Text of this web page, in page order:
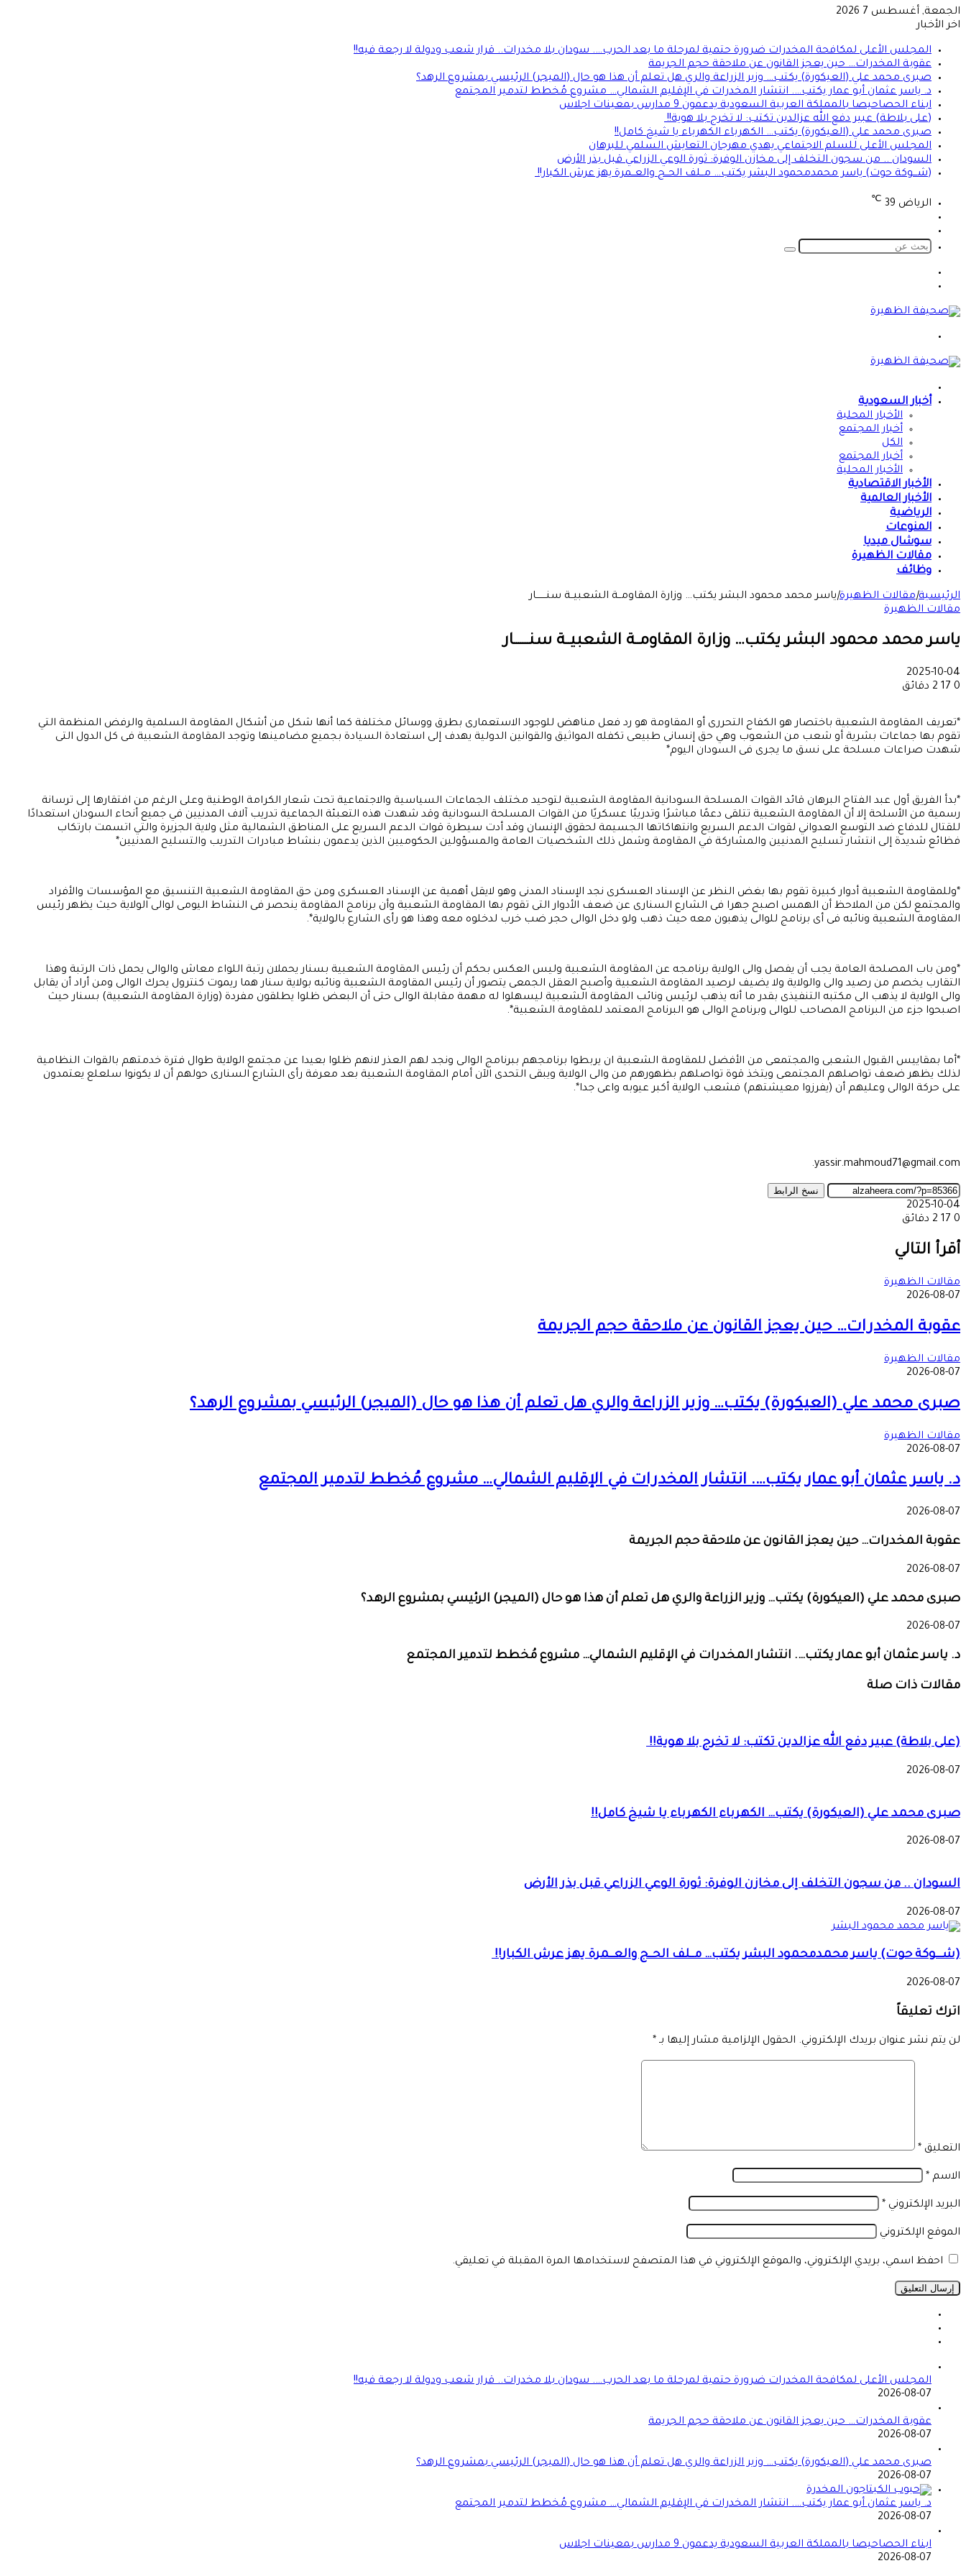
الجمعة, أغسطس 7 2026
اخر الأخبار
المجلس الأعلى لمكافحة المخدرات ضرورة حتمية لمرحلة ما بعد الحرب…. سودان بلا مخدرات.. قرار شعب ودولة لا رجعة فيه!!
عقوبة المخدرات… حين يعجز القانون عن ملاحقة حجم الجريمة
صبرى محمد علي (العيكورة) يكتب… وزير الزراعة والري هل تعلم أن هذا هو حال (الميجر) الرئيسي بمشروع الرهد؟
د. ياسر عثمان أبو عمار يكتب…. انتشار المخدرات في الإقليم الشمالي… مشروع مُخطط لتدمير المجتمع
ابناء الحصاحيصا بالمملكة العربية السعودية يدعمون 9 مدارس بمعينات اجلاس
(على بلاطة) عبير دفع الله عزالدين تكتب: لا تخرج بلا هوية!!
صبرى محمد علي (العيكورة) يكتب… الكهرباء الكهرباء يا شيخ كامل!!
المجلس الأعلى للسلم الاجتماعي يهدي مهرجان التعايش السلمي للبرهان
السودان .. من سجون التخلف إلى مخازن الوفرة: ثورة الوعي الزراعي قبل بذر الأرض
(شـــوكة حوت) ياسر محمدمحمود البشر يكتب… مــلف الحــج والعــمرة يهز عرش الكبار!!
الرياض 39
℃
المظلم
بحث
أخبار السعودية
الأخبار المحلية
أخبار المجتمع
الكل
أخبار المجتمع
الأخبار المحلية
الأخبار الاقتصادية
الأخبار العالمية
الرياضية
المنوعات
سوشال ميديا
مقالات الظهيرة
وظائف
الرئيسية|مقالات الظهيرة|ياسر محمد محمود البشر يكتب… وزارة المقاومــة الشعبيــة سنـــــــار
مقالات الظهيرة
ياسر محمد محمود البشر يكتب… وزارة المقاومــة الشعبيــة سنـــــــار
2025-10-04
0
2 دقائق
*تعريف المقاومة الشعبية باختصار هو الكفاح التحررى أو المقاومة هو رد فعل مناهض للوجود الاستعمارى بطرق ووسائل مختلفة كما أنها شكل من أشكال المقاومة السلمية والرفض المنظمة التي
تقوم بها جماعات بشرية أو شعب من الشعوب وهي حق إنسانى طبيعى تكفله المواثيق والقوانين الدولية يهدف إلى استعادة السيادة بجميع مضامينها وتوجد المقاومة الشعبية فى كل الدول التى
شهدت صراعات مسلحة على نسق ما يجرى فى السودان اليوم*
*بدأ الفريق أول عبد الفتاح البرهان قائد القوات المسلحة السودانية المقاومة الشعبية لتوحيد مختلف الجماعات السياسية والاجتماعية تحت شعار الكرامة الوطنية وعلى الرغم من افتقارها إلى ترسانة
رسمية من الأسلحة إلا أن المقاومة الشعبية تتلقى دعمًا مباشرًا وتدريبًا عسكريًا من القوات المسلحة السودانية وقد شهدت هذه التعبئة الجماعية تدريب آلاف المدنيين في جميع أنحاء السودان استعدادًا
للقتال للدفاع ضد التوسع العدواني لقوات الدعم السريع وانتهاكاتها الجسيمة لحقوق الإنسان وقد أدت سيطرة قوات الدعم السريع على المناطق الشمالية مثل ولاية الجزيرة والتي اتسمت بارتكاب
فظائع شديدة إلى انتشار تسليح المدنيين والمشاركة في المقاومة وشمل ذلك الشخصيات العامة والمسؤولين الحكوميين الذين يدعمون بنشاط مبادرات التدريب والتسليح المدنيين*
*وللمقاومة الشعبية أدوار كبيرة تقوم بها بغض النظر عن الإسناد العسكرى نجد الإسناد المدنى وهو لايقل أهمية عن الإسناد العسكرى ومن حق المقاومة الشعبية التنسيق مع المؤسسات والأفراد
والمجتمع لكن من الملاحظ أن الهمس اصبح جهرا فى الشارع السنارى عن ضعف الأدوار التى تقوم بها المقاومة الشعبية وأن برنامج المقاومة ينحصر فى النشاط اليومى لوالى الولاية حيث يظهر رئيس
المقاومة الشعبية ونائبه فى أى برنامج للوالى يذهبون معه حيث ذهب ولو دخل الوالى حجر ضب خرب لدخلوه معه وهذا هو رأى الشارع بالولاية*.
*ومن باب المصلحة العامة يجب أن يفصل والى الولاية برنامجه عن المقاومة الشعبية وليس العكس بحكم أن رئيس المقاومة الشعبية بسنار يحملان رتبة اللواء معاش والوالى يحمل ذات الرتبة وهذا
التقارب يخصم من رصيد والى والولاية ولا يضيف لرصيد المقاومة الشعبية وأصبح العقل الجمعى يتصور أن رئيس المقاومة الشعبية ونائبه بولاية سنار هما ريموت كنترول يحرك الوالى ومن أراد أن يقابل
والى الولاية لا يذهب الى مكتبه التنفيذى بقدر ما أنه يذهب لرئيس ونائب المقاومة الشعبية ليسهلوا له مهمة مقابلة الوالى حتى أن البعض ظلوا يطلقون مفردة (وزارة المقاومة الشعبية) بسنار حيث
اصبحوا جزء من البرنامج المصاحب للوالى وبرنامج الوالى هو البرنامج المعتمد للمقاومة الشعبية*.
*أما بمقاييس القبول الشعبى والمجتمعى من الأفضل للمقاومة الشعبية ان يربطوا برنامجهم ببرنامج الوالى ونجد لهم العذر لانهم ظلوا بعيدا عن مجتمع الولاية طوال فترة خدمتهم بالقوات النظامية
لذلك يظهر ضعف تواصلهم المجتمعى ويتخذ قوة تواصلهم بظهورهم من والى الولاية ويبقى التحدى الآن أمام المقاومة الشعبية بعد معرفة رأى الشارع السنارى حولهم أن لا يكونوا سلعلع يعتمدون
على حركة الوالى وعليهم أن (يفرزوا معيشتهم) فشعب الولاية أكبر عيوبه واعى جدا*.
yassir.mahmoud71@gmail.com.
نسخ الرابط
2025-10-04
0
2 دقائق
عبر
البريد
أقرأ التالي
مقالات الظهيرة
2026-08-07
عقوبة المخدرات… حين يعجز القانون عن ملاحقة حجم الجريمة
مقالات الظهيرة
2026-08-07
صبرى محمد علي (العيكورة) يكتب… وزير الزراعة والري هل تعلم أن هذا هو حال (الميجر) الرئيسي بمشروع الرهد؟
مقالات الظهيرة
2026-08-07
د. ياسر عثمان أبو عمار يكتب…. انتشار المخدرات في الإقليم الشمالي… مشروع مُخطط لتدمير المجتمع
2026-08-07
عقوبة المخدرات… حين يعجز القانون عن ملاحقة حجم الجريمة
2026-08-07
صبرى محمد علي (العيكورة) يكتب… وزير الزراعة والري هل تعلم أن هذا هو حال (الميجر) الرئيسي بمشروع الرهد؟
2026-08-07
د. ياسر عثمان أبو عمار يكتب…. انتشار المخدرات في الإقليم الشمالي… مشروع مُخطط لتدمير المجتمع
مقالات ذات صلة
(على بلاطة) عبير دفع الله عزالدين تكتب: لا تخرج بلا هوية!!
2026-08-07
صبرى محمد علي (العيكورة) يكتب… الكهرباء الكهرباء يا شيخ كامل!!
2026-08-07
السودان .. من سجون التخلف إلى مخازن الوفرة: ثورة الوعي الزراعي قبل بذر الأرض
2026-08-07
(شـــوكة حوت) ياسر محمدمحمود البشر يكتب… مــلف الحــج والعــمرة يهز عرش الكبار!!
2026-08-07
اترك تعليقاً
لن يتم نشر عنوان بريدك الإلكتروني. الحقول الإلزامية مشار إليها بـ *
التعليق *
الاسم *
البريد الإلكتروني *
الموقع الإلكتروني
احفظ اسمي، بريدي الإلكتروني، والموقع الإلكتروني في هذا المتصفح لاستخدامها المرة المقبلة في تعليقي.
المجلس الأعلى لمكافحة المخدرات ضرورة حتمية لمرحلة ما بعد الحرب…. سودان بلا مخدرات.. قرار شعب ودولة لا رجعة فيه!!
2026-08-07
عقوبة المخدرات… حين يعجز القانون عن ملاحقة حجم الجريمة
2026-08-07
صبرى محمد علي (العيكورة) يكتب… وزير الزراعة والري هل تعلم أن هذا هو حال (الميجر) الرئيسي بمشروع الرهد؟
2026-08-07
د. ياسر عثمان أبو عمار يكتب…. انتشار المخدرات في الإقليم الشمالي… مشروع مُخطط لتدمير المجتمع
2026-08-07
ابناء الحصاحيصا بالمملكة العربية السعودية يدعمون 9 مدارس بمعينات اجلاس
2026-08-07